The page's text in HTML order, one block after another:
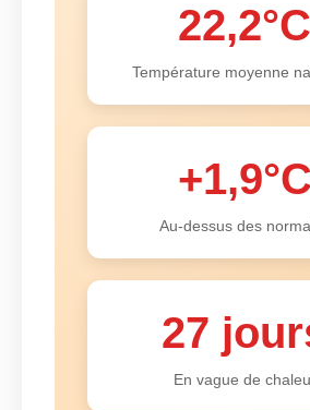
22,2°C
Température moyenne
+1,9°C
Au-dessus des
27
En vague de